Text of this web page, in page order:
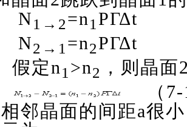
1→2=n1 PΓΔt
2→1 =n2PΓΔt
定n1 >n2 ，则晶
（7-
邻晶面的间距a很